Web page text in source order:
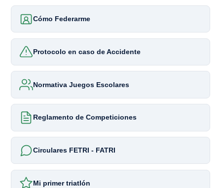
Cómo Federarme
Protocolo en caso de Accidente
Normativa Juegos Escolares
Reglamento de Competiciones
Circulares FETRI - FATRI
Mi primer triatlón